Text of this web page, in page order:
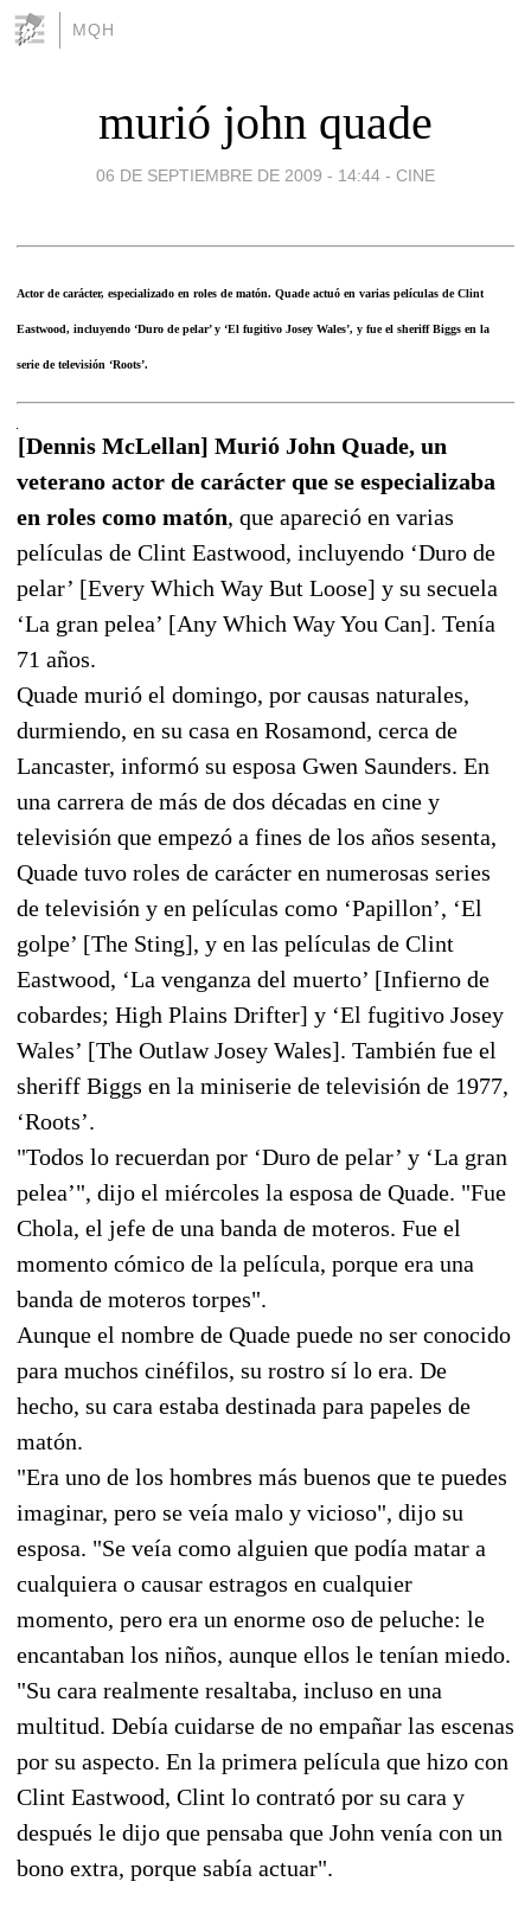
MQH
murió john quade
06 DE SEPTIEMBRE DE 2009 - 14:44 - CINE
Actor de carácter, especializado en roles de matón. Quade actuó en varias películas de Clint
Eastwood, incluyendo ‘Duro de pelar’ y ‘El fugitivo Josey Wales’, y fue el sheriff Biggs en la
serie de televisión ‘Roots’.
[Dennis McLellan] Murió John Quade, un
veterano actor de carácter que se especializaba
en roles como matón, que apareció en varias
películas de Clint Eastwood, incluyendo ‘Duro de
pelar’ [Every Which Way But Loose] y su secuela
‘La gran pelea’ [Any Which Way You Can]. Tenía
71 años.
Quade murió el domingo, por causas naturales,
durmiendo, en su casa en Rosamond, cerca de
Lancaster, informó su esposa Gwen Saunders. En
una carrera de más de dos décadas en cine y
televisión que empezó a fines de los años sesenta,
Quade tuvo roles de carácter en numerosas series
de televisión y en películas como ‘Papillon’, ‘El
golpe’ [The Sting], y en las películas de Clint
Eastwood, ‘La venganza del muerto’ [Infierno de
cobardes; High Plains Drifter] y ‘El fugitivo Josey
Wales’ [The Outlaw Josey Wales]. También fue el
sheriff Biggs en la miniserie de televisión de 1977,
‘Roots’.
"Todos lo recuerdan por ‘Duro de pelar’ y ‘La gran
pelea’", dijo el miércoles la esposa de Quade. "Fue
Chola, el jefe de una banda de moteros. Fue el
momento cómico de la película, porque era una
banda de moteros torpes".
Aunque el nombre de Quade puede no ser conocido
para muchos cinéfilos, su rostro sí lo era. De
hecho, su cara estaba destinada para papeles de
matón.
"Era uno de los hombres más buenos que te puedes
imaginar, pero se veía malo y vicioso", dijo su
esposa. "Se veía como alguien que podía matar a
cualquiera o causar estragos en cualquier
momento, pero era un enorme oso de peluche: le
encantaban los niños, aunque ellos le tenían miedo.
"Su cara realmente resaltaba, incluso en una
multitud. Debía cuidarse de no empañar las escenas
por su aspecto. En la primera película que hizo con
Clint Eastwood, Clint lo contrató por su cara y
después le dijo que pensaba que John venía con un
bono extra, porque sabía actuar".